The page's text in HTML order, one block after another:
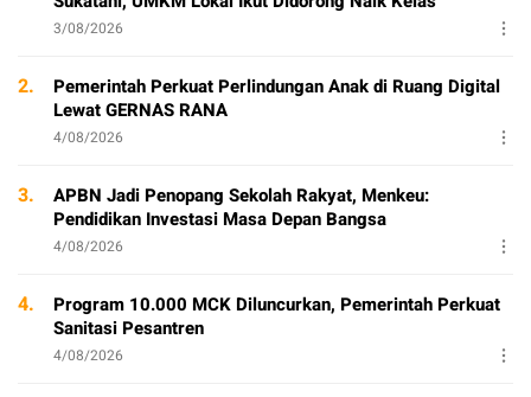
3/08/2026
2.
Pemerintah Perkuat Perlindungan Anak di Ruang Digital
Lewat GERNAS RANA
4/08/2026
3.
APBN Jadi Penopang Sekolah Rakyat, Menkeu:
Pendidikan Investasi Masa Depan Bangsa
4/08/2026
4.
Program 10.000 MCK Diluncurkan, Pemerintah Perkuat
Sanitasi Pesantren
4/08/2026